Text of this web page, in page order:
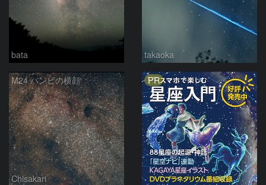
bata takaoka
M24 バンビの横顔
Chisakari
PR